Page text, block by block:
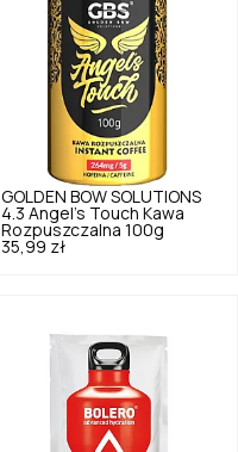
GOLDEN BOW SOLUTIONS
4.3 Angel's Touch Kawa
Rozpuszczalna 100g
35,99 zł